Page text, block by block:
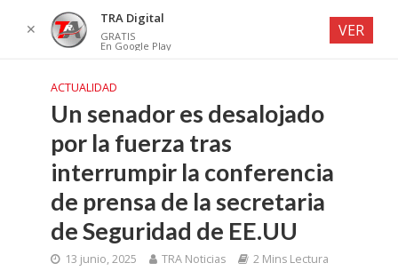
ACTUALIDAD
Un senador es desalojado
por la fuerza tras
interrumpir la conferencia
de prensa de la secretaria
de Seguridad de EE.UU
13 junio, 2025 TRA Noticias 2 Mins Lectura
✕
TRA Digital
GRATIS
En Google Play
VER